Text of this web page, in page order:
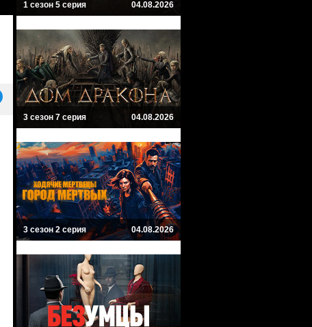
1 сезон 5 серия 04.08.2026
3 сезон 7 серия 04.08.2026
3 сезон 2 серия 04.08.2026